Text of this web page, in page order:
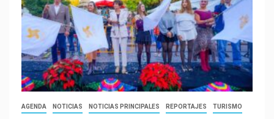
AGENDA NOTICIAS NOTICIAS PRINCIPALES REPORTAJES TURISMO